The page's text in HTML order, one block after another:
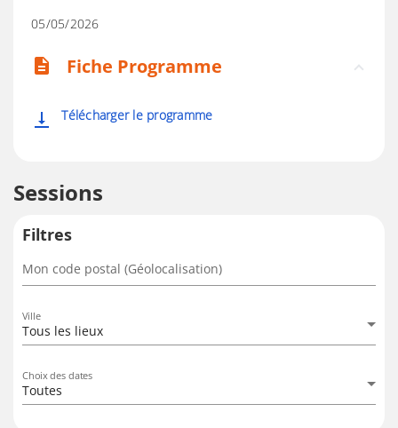
05/05/2026
description Fiche Programme
vertical_align_bottom Télécharger le programme
Sessions
Filtres
Mon code postal (Géolocalisation)
Ville
Tous les lieux
Choix des dates
Toutes